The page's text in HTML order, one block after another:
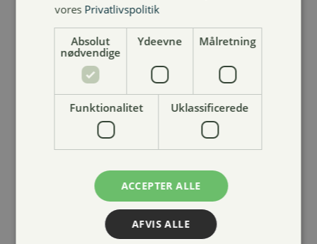
Personlig service &
rådgivning
Hurtig levering i hele
Danmark
Holdbare materialer
vores Privatlivspolitik
Absolut
nødvendige
Ydeevne Målretning
Funktionalitet Uklassificerede
ACCEPTER ALLE
AFVIS ALLE